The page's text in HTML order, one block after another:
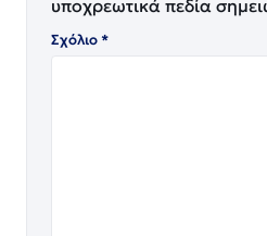
υποχρεωτικά πεδία
Σχόλιο*